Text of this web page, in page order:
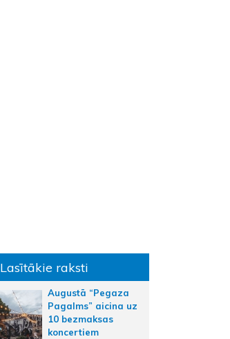
Lasītākie raksti
Augustā “Pegaza
Pagalms” aicina uz
10 bezmaksas
koncertiem